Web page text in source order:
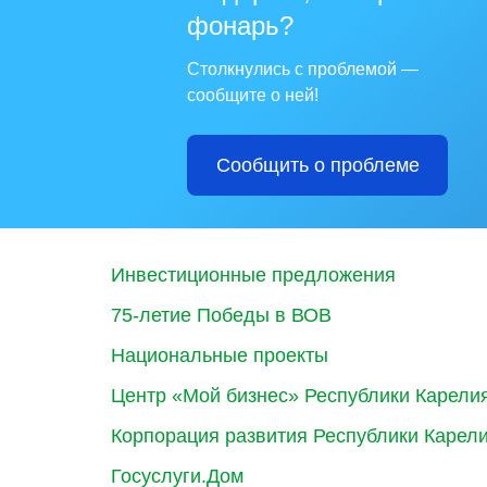
фонарь?
Столкнулись с проблемой —
сообщите о ней!
Сообщить о проблеме
Инвестиционные предложения
75-летие Победы в ВОВ
Национальные проекты
Центр «Мой бизнес» Республики
Корпорация развития Республики
Госуслуги.Дом